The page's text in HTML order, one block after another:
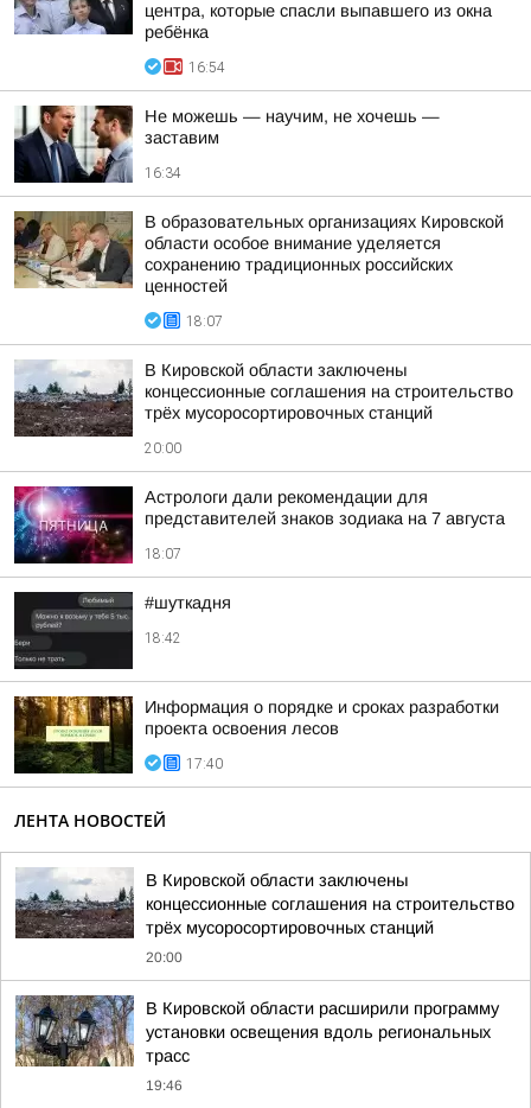
центра, которые спасли выпавшего из окна
ребёнка
16:54
Не можешь — научим, не хочешь —
заставим
16:34
В образовательных организациях Кировской
области особое внимание уделяется
сохранению традиционных российских
ценностей
18:07
В Кировской области заключены
концессионные соглашения на строительство
трёх мусоросортировочных станций
20:00
Астрологи дали рекомендации для
представителей знаков зодиака на 7 августа
18:07
#шуткадня
18:42
Информация о порядке и сроках разработки
проекта освоения лесов
17:40
ЛЕНТА НОВОСТЕЙ
В Кировской области заключены
концессионные соглашения на строительство
трёх мусоросортировочных станций
20:00
В Кировской области расширили программу
установки освещения вдоль региональных
трасс
19:46